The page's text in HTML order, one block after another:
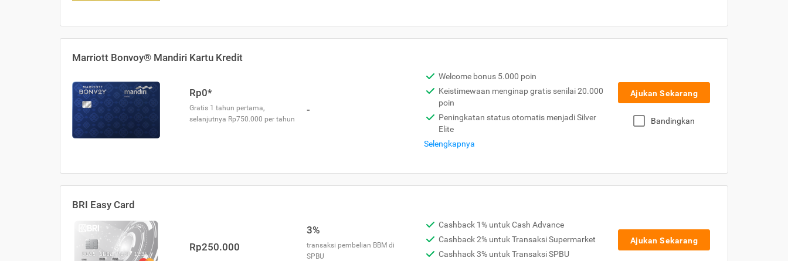
Marriott Bonvoy® Mandiri Kartu Kredit
Rp0*
Gratis 1 tahun pertama,
selanjutnya Rp750.000 per tahun
-
Welcome bonus 5.000 poin
Keistimewaan menginap gratis senilai 20.000
poin
Peningkatan status otomatis menjadi Silver
Elite
Selengkapnya
Ajukan Sekarang
Bandingkan
BRI Easy Card
Rp250.000
3%
transaksi pembelian BBM di
SPBU
Cashback 1% untuk Cash Advance
Cashback 2% untuk Transaksi Supermarket
Cashhack 3% untuk Transaksi SPBU
Ajukan Sekarang